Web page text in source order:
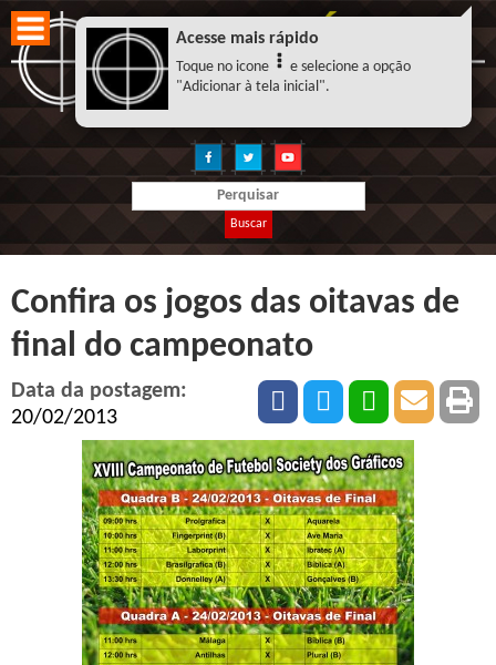
Buscar
Confira os jogos das oitavas de
final do campeonato
Data da postagem:
20/02/2013
Acesse mais rápido
Toque no icone
e selecione a opção
"Adicionar à tela inicial".